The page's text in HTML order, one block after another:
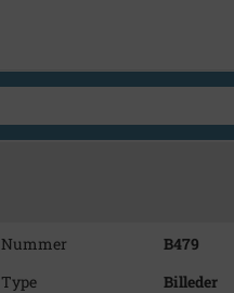
Nummer
B479
Type
Billeder